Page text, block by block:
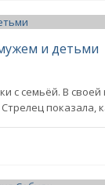
и детьми
с семьёй. В
показала,